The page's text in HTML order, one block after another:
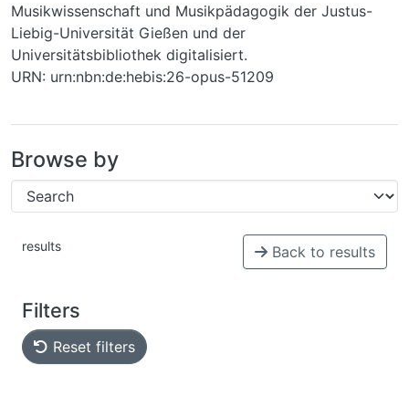
Musikwissenschaft und Musikpädagogik der Justus-
Liebig-Universität Gießen und der
Universitätsbibliothek digitalisiert.
URN: urn:nbn:de:hebis:26-opus-51209
Browse by
results Back to results
Filters
Reset filters